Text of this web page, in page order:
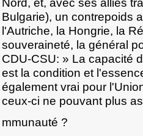
Bulgarie), un contrepoids
l'Autriche, la Hongrie, la
souveraineté, la général
CDU-CSU: » La capacité
est la condition et
également vrai pour
ceux-ci ne pouvant plus
mmunauté ?